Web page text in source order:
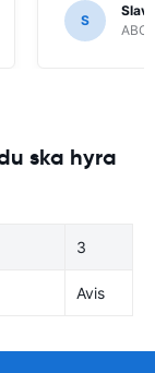
S
ABC
ska hyra
3
Avis